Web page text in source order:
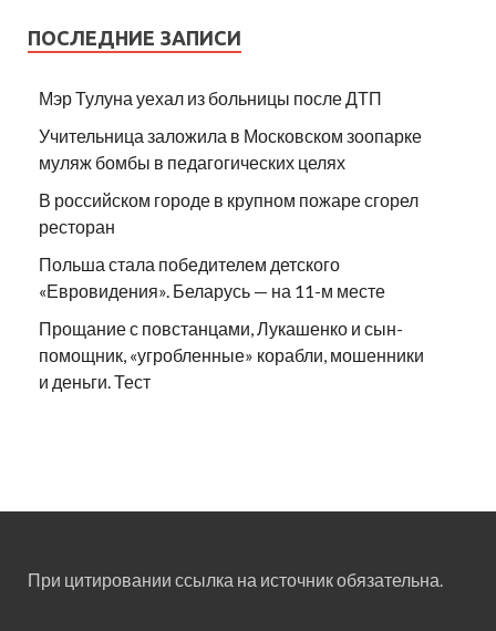
ПОСЛЕДНИЕ ЗАПИСИ
Мэр Тулуна уехал из больницы после ДТП
Учительница заложила в Московском зоопарке
муляж бомбы в педагогических целях
В российском городе в крупном пожаре сгорел
ресторан
Польша стала победителем детского
«Евровидения». Беларусь — на 11-м месте
Прощание с повстанцами, Лукашенко и сын-
помощник, «угробленные» корабли, мошенники
и деньги. Тест
При цитировании ссылка на источник обязательна.